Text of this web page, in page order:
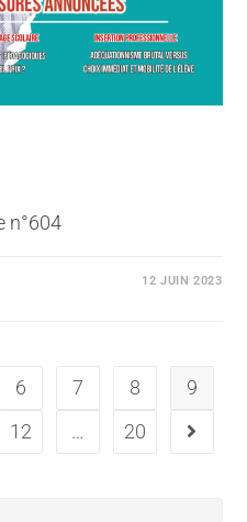
n°604
12 JUIN 2023
6 7 8
9
12 … 20